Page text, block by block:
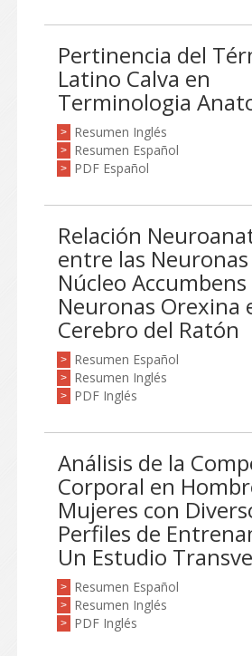
Pertinencia del
Latino Calva en
Terminologia
> Resumen Inglés
> Resumen Español
> PDF Español
Relación
entre las
Núcleo Accumbens
Neuronas Orexina
Cerebro del Ratón
> Resumen Español
> Resumen Inglés
> PDF Inglés
Análisis de la
Corporal en
Mujeres con
Perfiles de
Un Estudio
> Resumen Español
> Resumen Inglés
> PDF Inglés